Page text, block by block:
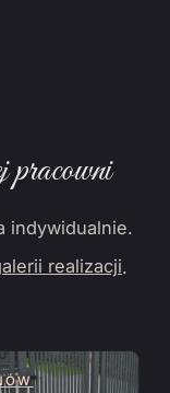
indywidualnie.
realizacji.